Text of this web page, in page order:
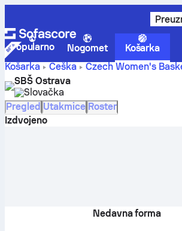
Popularno Nogomet Košarka
Košarka
Češka
Czech Women's
SBS Ostrava rezultati, tablice, raspored
SBŠ Ostrava
Slovačka
Pregled Utakmice Roster
Izdvojeno
Nedavna forma